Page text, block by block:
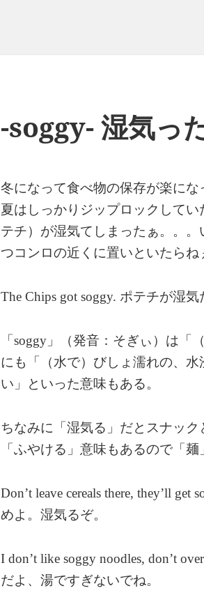
-soggy- 湿気っ
冬になって食べ物の保存が楽にな
夏はしっかりジップロックして
テチ）が湿気てしまったぁ。。
つコンロの近くに置いといたらね
The Chips got soggy. ポテチが湿気
「soggy 」（発音：そぎぃ）は「
にも「（水で）びしょ濡れの、
い」といった意味もある。
ちなみに「湿気る」だとスナッ
「ふやける」意味もあるので「麺
Don’t leave cereals there, they’ll get
めよ。湿気るぞ。
I don’t like soggy noodles, don’t
だよ、湯ですぎないでね。